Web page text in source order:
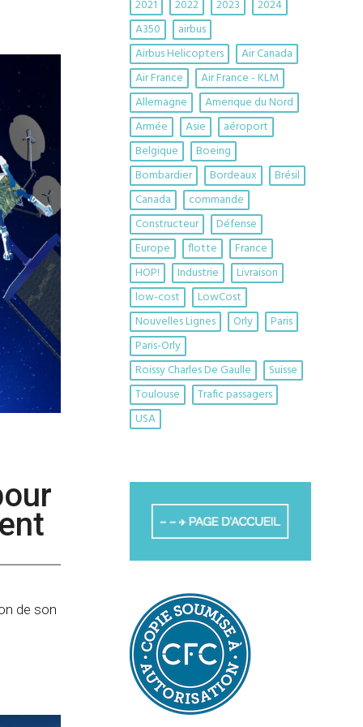
de son
2021 2022 2023
2024
A350
airbus
Airbus Helicopters
Air Canada
Air France
Air France - KLM
Allemagne
Amerique du Nord
Armée
Asie
aéroport
Belgique
Boeing
Bombardier
Bordeaux
Brésil
Canada
commande
Constructeur
Défense
Europe
flotte
France
HOP!
Industrie
Livraison
low-cost
LowCost
Nouvelles Lignes
Orly
Paris
Paris-Orly
Roissy Charles De Gaulle
Suisse
Toulouse
Trafic passagers
USA